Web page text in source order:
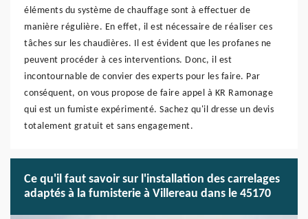
éléments du système de chauffage sont à effectuer de
manière régulière. En effet, il est nécessaire de réaliser ces
tâches sur les chaudières. Il est évident que les profanes ne
peuvent procéder à ces interventions. Donc, il est
incontournable de convier des experts pour les faire. Par
conséquent, on vous propose de faire appel à KR Ramonage
qui est un fumiste expérimenté. Sachez qu'il dresse un devis
totalement gratuit et sans engagement.
Ce qu'il faut savoir sur l'installation des carrelages
adaptés à la fumisterie à Villereau dans le 45170